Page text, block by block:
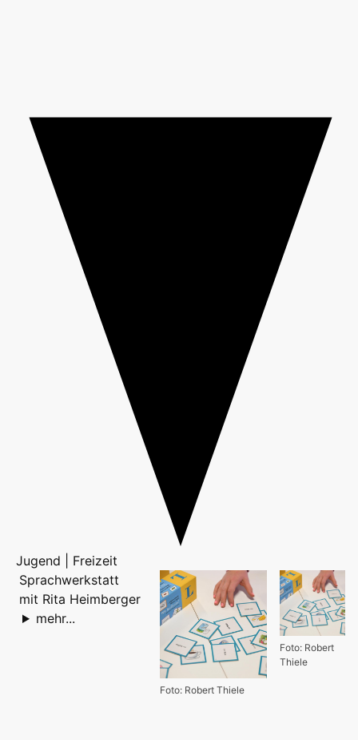
Jugend | Freizeit
Foto: Robert
Thiele
Foto: Robert Thiele
Sprachwerkstatt
mit Rita Heimberger
mehr...